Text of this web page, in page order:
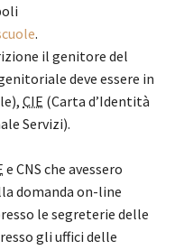
.
il genitore del
deve essere in
CIE (Carta d’Identità
Servizi).
e CNS che avessero
domanda on-line
le segreterie delle
gli uffici delle